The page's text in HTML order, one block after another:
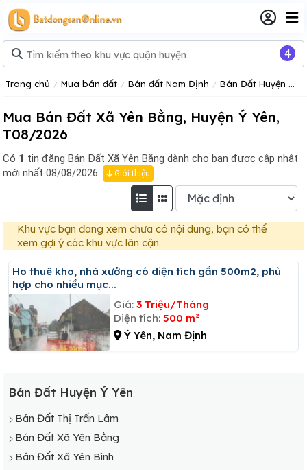
Trang chủ Mua bán đất Bán đất Nam Định Bán Đất Huyện Ý Yên
Mua Bán Đất Xã Yên Bằng, Huyện Ý Yên,
T08/2026
Có 1 tin đăng Bán Đất Xã Yên Bằng dành cho bạn được cập nhật
mới nhất 08/08/2026.
Giới thiệu
Khu vực bạn đang xem chưa có nội dung, bạn có thể
xem gợi ý các khu vực lân cận
Ho thuê kho, nhà xưởng có diện tích gần 500m2, phù
hợp cho nhiều mục...
Giá: 3 Triệu/Tháng
Diện tích: 500 m²
Ý Yên, Nam Định
Bán Đất Huyện Ý Yên
Bán Đất Thị Trấn Lâm
Bán Đất Xã Yên Bằng
Bán Đất Xã Yên Bình
4